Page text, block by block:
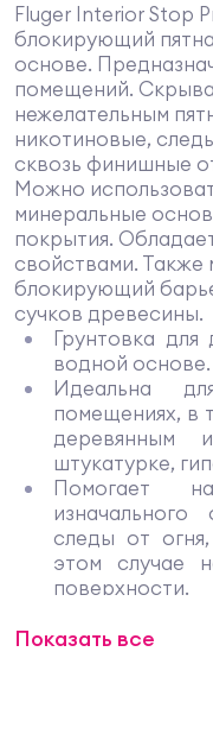
Fluger Interior Stop
блокирующий
основе.
помещений.
нежелательным
никотиновые,
сквозь финишные
Можно
минеральные
покрытия.
свойствами. Также
блокирующий
сучков древесины.
Грунтовка
водной основе.
Идеальна
помещениях, в
деревянным
штукатурке,
Помогает
следы от
этом случае
поверхности.
древесины –
Показать все